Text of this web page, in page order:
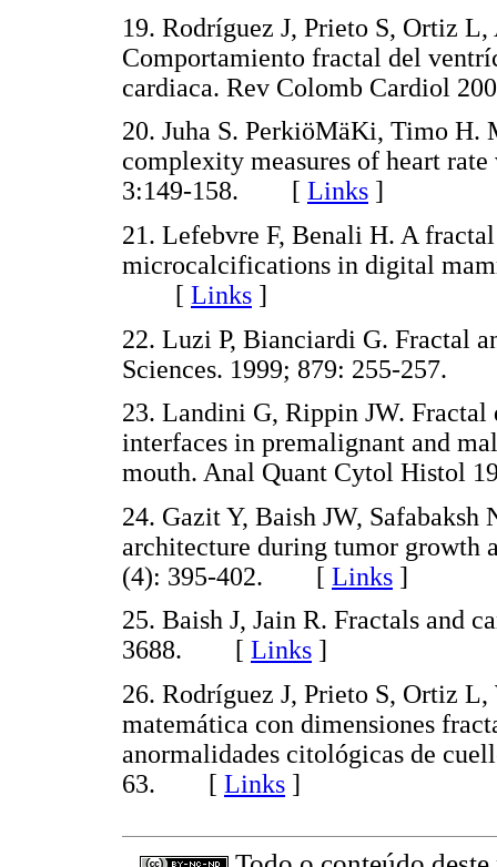
19. Rodríguez J, Prieto S, Ortiz
Comportamiento fractal del
cardiaca. Rev Colomb Cardiol
20. Juha S. PerkiöMäKi, Timo
complexity measures of heart
3:149-158. [ Links ]
21. Lefebvre F, Benali H. A
microcalcifications in digital
[ Links ]
22. Luzi P, Bianciardi G. Fractal
Sciences. 1999; 879: 255-
23. Landini G, Rippin JW.
interfaces in premalignant and
mouth. Anal Quant Cytol
24. Gazit Y, Baish JW,
architecture during tumor growth
(4): 395-402. [ Links ]
25. Baish J, Jain R. Fractals and
3688. [ Links ]
26. Rodríguez J, Prieto S, Ortiz
matemática con dimensiones
anormalidades citológicas de
63. [ Links ]